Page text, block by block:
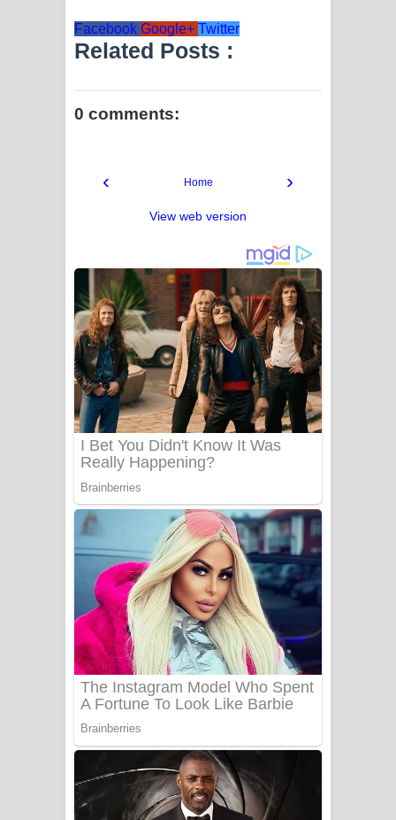
Facebook Google+ Twitter
Related Posts :
0 comments:
‹ ›
Home
View web version